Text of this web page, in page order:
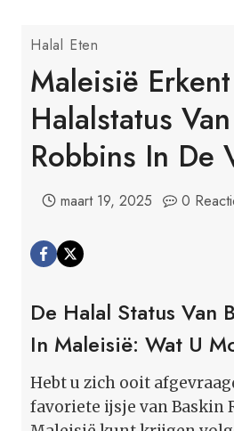
Halal Eten
Maleisië
Halalstatus
Robbins In De
maart 19, 2025 0
De Halal Status Van
In Maleisië: Wat U
Hebt u zich ooit
favoriete ijsje van Baskin